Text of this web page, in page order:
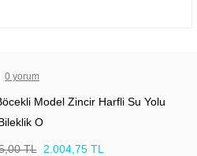
0 yorum
Model Zincir Harfli Su Yolu
O
TL 2.004,75 TL